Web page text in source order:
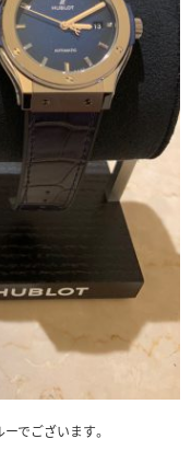
でございます。